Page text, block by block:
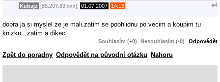
Kubajz [85.207.89.xxx], 01.07.2007 14:13 #4
dobra ja si myslel ze je mali,zatim se poohlidnu po vecim a koupim tu
knizku...zatim a dikec
Souhlasím (+0) Nesouhlasím (-0) Odpovědět
Zpět do poradny Odpovědět na původní otázku Nahoru